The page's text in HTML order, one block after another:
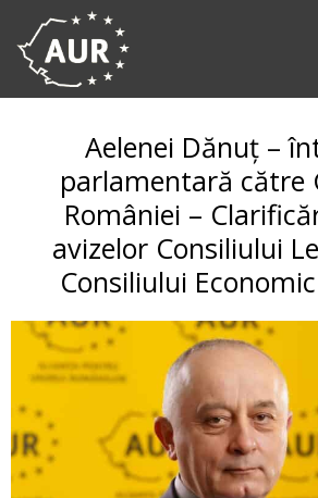
Aelenei Dănuț –
parlamentară către
României –
avizelor Consiliului
Consiliului